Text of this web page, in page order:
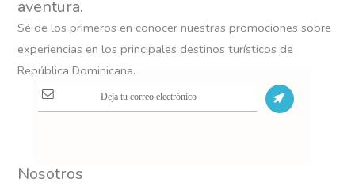
aventura.
Sé de los primeros en conocer nuestras promociones sobre
experiencias en los principales destinos turísticos de
República Dominicana.
S
Nosotros